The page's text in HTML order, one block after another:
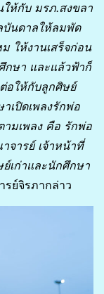
ให้กับ มรภ.สงขลา
บันดาลให้ลมพัด
ให้งานเสร็จก่อน
กษา และแล้วฟ้าก็
อให้กับลูกศิษย์
เปิดเพลงรักพ่อ
ามเพลง คือ รักพ่อ
จารย์ เจ้าหน้าที่
เก่าและนักศึกษา
รย์จิรภากล่าว